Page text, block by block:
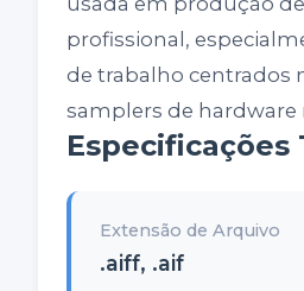
profissional,
de trabalho centrados
samplers de hardware
Especificações
Extensão de Arquivo
.aiff, .aif